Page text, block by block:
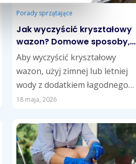
Porady sprzątające
Jak wyczyścić kryształowy
wazon? Domowe sposoby,
które przywrócą mu blask
Aby wyczyścić kryształowy
wazon, użyj zimnej lub letniej
wody z dodatkiem łagodnego
detergentu, a następnie wypłucz
18 maja, 2026